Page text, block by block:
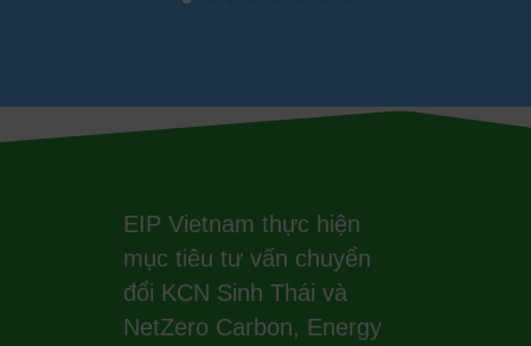
EIP Vietnam thực hiện
mục tiêu tư vấn chuyển
đổi KCN Sinh Thái và
NetZero Carbon, Energy